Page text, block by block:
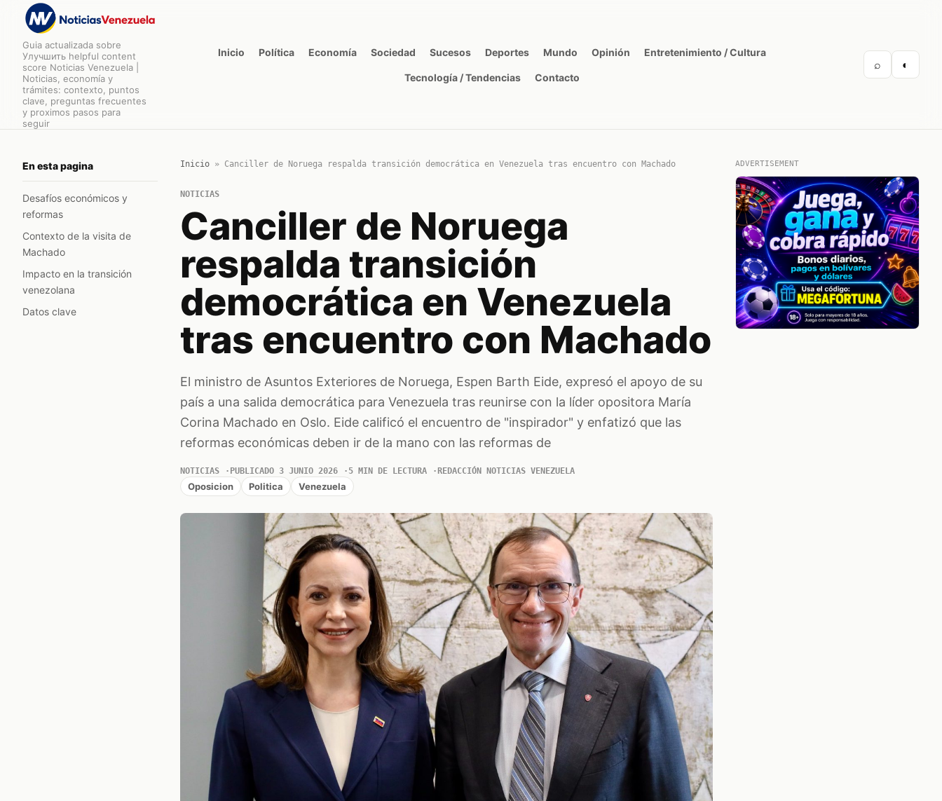
Guia actualizada sobre
Улучшить helpful content
score Noticias Venezuela |
Noticias, economía y
trámites: contexto, puntos
clave, preguntas frecuentes
y proximos pasos para
seguir
Inicio Política Economía Sociedad Sucesos Deportes Mundo Opinión Entretenimiento / Cultura
Tecnología / Tendencias Contacto
⌕ ◐
En esta pagina
Desafíos económicos y
reformas
Contexto de la visita de
Machado
Impacto en la transición
venezolana
Datos clave
Inicio» Canciller de Noruega respalda transición democrática en Venezuela tras encuentro con Machado
NOTICIAS
Canciller de Noruega
respalda transición
democrática en Venezuela
tras encuentro con Machado
El ministro de Asuntos Exteriores de Noruega, Espen Barth Eide, expresó el apoyo de su
país a una salida democrática para Venezuela tras reunirse con la líder opositora María
Corina Machado en Oslo. Eide calificó el encuentro de "inspirador" y enfatizó que las
reformas económicas deben ir de la mano con las reformas de
NOTICIAS PUBLICADO 3 JUNIO 2026 5 MIN DE LECTURA REDACCIÓN NOTICIAS VENEZUELA
Oposicion Politica Venezuela
ADVERTISEMENT